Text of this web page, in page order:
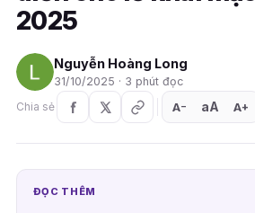
2025
Nguyễn Hoàng Long
31/10/2025 · 3 phút đọc
Chia sẻ
A− aA A+
ĐỌC THÊM